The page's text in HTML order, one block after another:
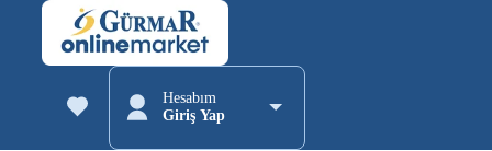
Hesabım
Giriş Yap